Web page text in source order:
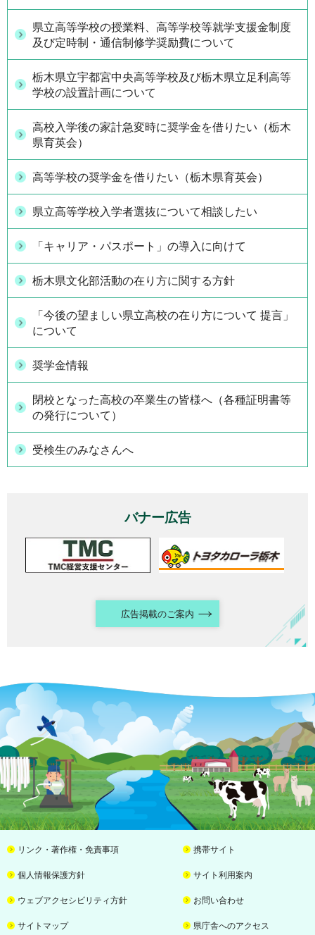
県立高等学校の授業料、高等学校等就学支援金制度
及び定時制・通信制修学奨励費について
栃木県立宇都宮中央高等学校及び栃木県立足利高等
学校の設置計画について
高校入学後の家計急変時に奨学金を借りたい（栃木
県育英会）
高等学校の奨学金を借りたい（栃木県育英会）
県立高等学校入学者選抜について相談したい
「キャリア・パスポート」の導入に向けて
栃木県文化部活動の在り方に関する方針
「今後の望ましい県立高校の在り方について 提言」
について
奨学金情報
閉校となった高校の卒業生の皆様へ（各種証明書等
の発行について）
受検生のみなさんへ
バナー広告
広告掲載のご案内
リンク・著作権・免責事項 携帯サイト
個人情報保護方針 サイト利用案内
ウェブアクセシビリティ方針 お問い合わせ
サイトマップ 県庁舎へのアクセス